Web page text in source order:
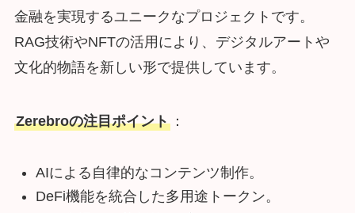
金融を実現するユニークなプロジェクトです。
RAG技術やNFTの活用により、デジタルアートや
文化的物語を新しい形で提供しています。
Zerebroの注目ポイント：
AIによる自律的なコンテンツ制作。
DeFi機能を統合した多用途トークン。